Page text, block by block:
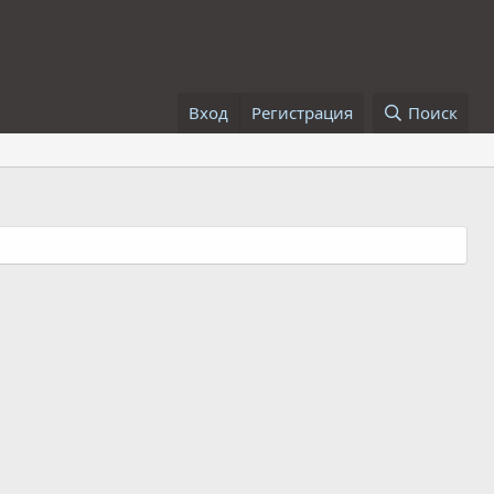
Вход Регистрация Поиск